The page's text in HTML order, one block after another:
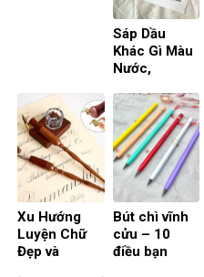
Sáp Dầu
Khác Gì Màu
Nước,
Người Mới
Nên Chọn
Gì?
Xu Hướng
Luyện Chữ
Đẹp và
Bút chì vĩnh
cửu – 10
điều bạn